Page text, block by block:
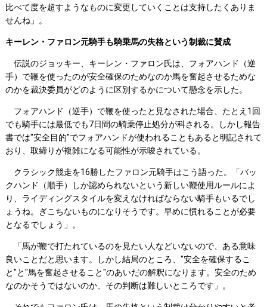
比べて度を超すようなものに変更していくことは支持したくありま
せんね」。
キーレン・ファロン元騎手も騎乗馬の失格という制裁に賛成
伝説のジョッキー、キーレン・ファロン氏は、フォアハンド（逆
手）で鞭を使ったのが安全確保のためなのか馬を奮起させるためな
のかを裁決委員がどのように区別するかについて懸念を示した。
フォアハンド（逆手）で鞭を使ったと見なされた場合、たとえ1回
でも騎手には最低でも7日間の騎乗停止処分が科される。しかし報告
書では"安全目的"でフォアハンドが使われることもあると明記されて
おり、取締りが複雑になる可能性が示唆されている。
クラシック競走を16勝したファロン元騎手はこう語った。「バッ
クハンド（順手）しか認められないという新しい鞭使用ルールによ
り、ライディングスタイルを変えなければならない騎手もいるでし
ょうね。ぎこちないものになりそうです。早めに慣れることが必要
となるでしょう」。
「馬が鞭で打たれているのを見たい人などいないので、ある意味
良いことだと思います。しかし結局のところ、"安全を確保するこ
と"と"馬を奮起させること"のあいだの解釈になります。安全のため
なのかそうではないのか、その判断は難しいところです」。